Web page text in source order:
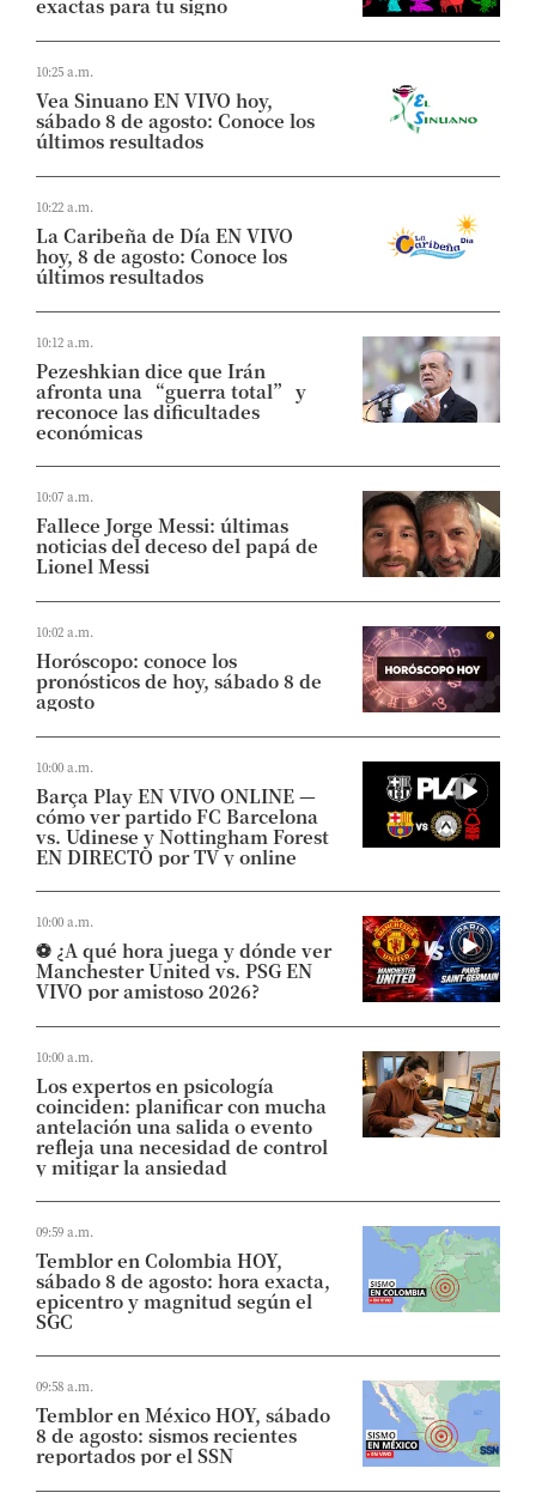
exactas para tu signo
10:25 a.m.
Vea Sinuano EN VIVO hoy,
sábado 8 de agosto: Conoce los
últimos resultados
10:22 a.m.
La Caribeña de Día EN VIVO
hoy, 8 de agosto: Conoce los
últimos resultados
10:12 a.m.
Pezeshkian dice que Irán
afronta una “guerra total” y
reconoce las dificultades
económicas
10:07 a.m.
Fallece Jorge Messi: últimas
noticias del deceso del papá de
Lionel Messi
10:02 a.m.
Horóscopo: conoce los
pronósticos de hoy, sábado 8 de
agosto
10:00 a.m.
Barça Play EN VIVO ONLINE —
cómo ver partido FC Barcelona
vs. Udinese y Nottingham Forest
EN DIRECTO por TV y online
10:00 a.m.
⚽ ¿A qué hora juega y dónde ver
Manchester United vs. PSG EN
VIVO por amistoso 2026?
10:00 a.m.
Los expertos en psicología
coinciden: planificar con mucha
antelación una salida o evento
refleja una necesidad de control
y mitigar la ansiedad
09:59 a.m.
Temblor en Colombia HOY,
sábado 8 de agosto: hora exacta,
epicentro y magnitud según el
SGC
09:58 a.m.
Temblor en México HOY, sábado
8 de agosto: sismos recientes
reportados por el SSN